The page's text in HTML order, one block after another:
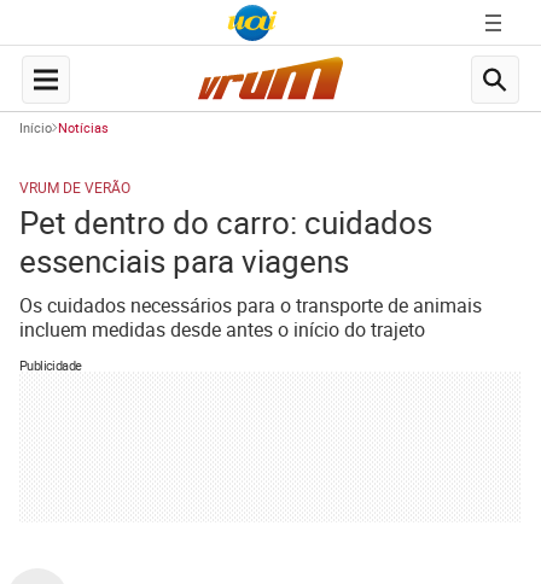
Início Notícias
VRUM DE VERÃO
Pet dentro do carro: cuidados
essenciais para viagens
Os cuidados necessários para o transporte de animais
incluem medidas desde antes o início do trajeto
Publicidade